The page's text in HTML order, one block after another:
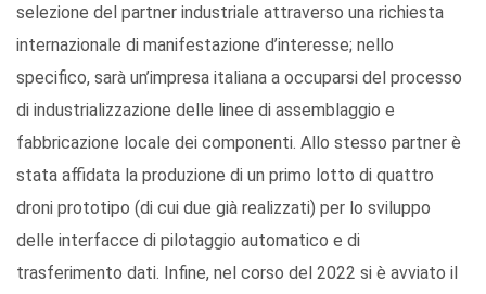
selezione del partner industriale attraverso una richiesta
internazionale di manifestazione d’interesse; nello
specifico, sarà un’impresa italiana a occuparsi del processo
di industrializzazione delle linee di assemblaggio e
fabbricazione locale dei componenti. Allo stesso partner è
stata affidata la produzione di un primo lotto di quattro
droni prototipo (di cui due già realizzati) per lo sviluppo
delle interfacce di pilotaggio automatico e di
trasferimento dati. Infine, nel corso del 2022 si è avviato il